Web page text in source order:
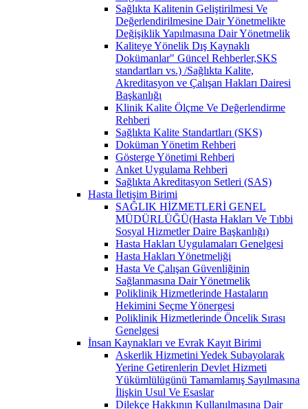
Sağlıkta Kalitenin Geliştirilmesi Ve
Değerlendirilmesine Dair Yönetmelikte
Değişiklik Yapılmasına Dair Yönetmelik
Kaliteye Yönelik Dış Kaynaklı
Dokümanlar" Güncel Rehberler,SKS
standartları vs.) /Sağlıkta Kalite,
Akreditasyon ve Çalışan Hakları Dairesi
Başkanlığı
Klinik Kalite Ölçme Ve Değerlendirme
Rehberi
Sağlıkta Kalite Standartları (SKS)
Doküman Yönetim Rehberi
Gösterge Yönetimi Rehberi
Anket Uygulama Rehberi
Sağlıkta Akreditasyon Setleri (SAS)
Hasta İletişim Birimi
SAĞLIK HİZMETLERİ GENEL
MÜDÜRLÜĞÜ(Hasta Hakları Ve Tıbbi
Sosyal Hizmetler Daire Başkanlığı)
Hasta Hakları Uygulamaları Genelgesi
Hasta Hakları Yönetmeliği
Hasta Ve Çalışan Güvenliğinin
Sağlanmasına Dair Yönetmelik
Poliklinik Hizmetlerinde Hastaların
Hekimini Seçme Yönergesi
Poliklinik Hizmetlerinde Öncelik Sırası
Genelgesi
İnsan Kaynakları ve Evrak Kayıt Birimi
Askerlik Hizmetini Yedek Subayolarak
Yerine Getirenlerin Devlet Hizmeti
Yükümlülügünü Tamamlamış Sayılmasına
İlişkin Usul Ve Esaslar
Dilekçe Hakkının Kullanılmasına Dair